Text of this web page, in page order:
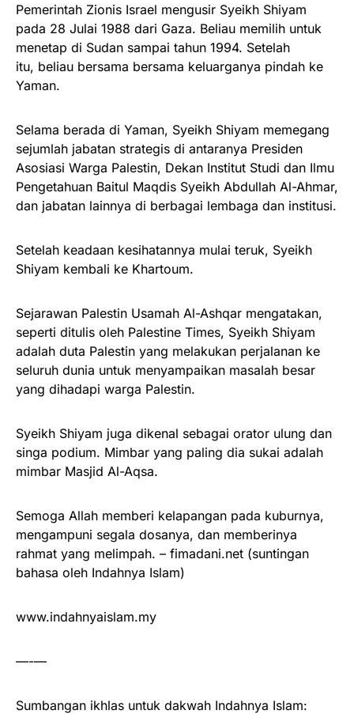
Pemerintah Zionis Israel mengusir Syeikh Shiyam
pada 28 Julai 1988 dari Gaza. Beliau memilih untuk
menetap di Sudan sampai tahun 1994. Setelah
itu, beliau bersama bersama keluarganya pindah ke
Yaman.
Selama berada di Yaman, Syeikh Shiyam memegang
sejumlah jabatan strategis di antaranya Presiden
Asosiasi Warga Palestin, Dekan Institut Studi dan Ilmu
Pengetahuan Baitul Maqdis Syeikh Abdullah Al-Ahmar,
dan jabatan lainnya di berbagai lembaga dan institusi.
Setelah keadaan kesihatannya mulai teruk, Syeikh
Shiyam kembali ke Khartoum.
Sejarawan Palestin Usamah Al-Ashqar mengatakan,
seperti ditulis oleh Palestine Times, Syeikh Shiyam
adalah duta Palestin yang melakukan perjalanan ke
seluruh dunia untuk menyampaikan masalah besar
yang dihadapi warga Palestin.
Syeikh Shiyam juga dikenal sebagai orator ulung dan
singa podium. Mimbar yang paling dia sukai adalah
mimbar Masjid Al-Aqsa.
Semoga Allah memberi kelapangan pada kuburnya,
mengampuni segala dosanya, dan memberinya
rahmat yang melimpah. – fimadani.net (suntingan
bahasa oleh Indahnya Islam)
www.indahnyaislam.my
—-—
Sumbangan ikhlas untuk dakwah Indahnya Islam: